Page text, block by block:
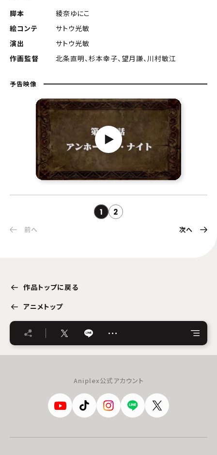
脚本
綾奈ゆにこ
絵コンテ
サトウ光敏
演出
サトウ光敏
作画監督
北条直明、杉本幸子、望月謙、川村敏江
予告映像
1 2
前へ 次へ
作品トップに戻る
アニメトップ
…
Aniplex公式アカウント